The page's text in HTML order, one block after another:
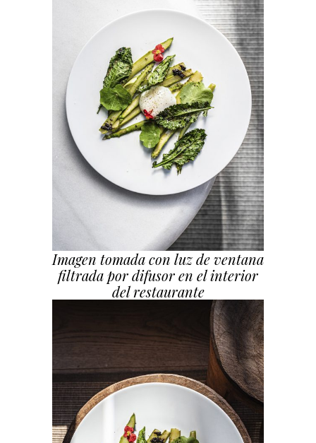
Imagen tomada con luz de ventana
filtrada por difusor en el interior
del restaurante